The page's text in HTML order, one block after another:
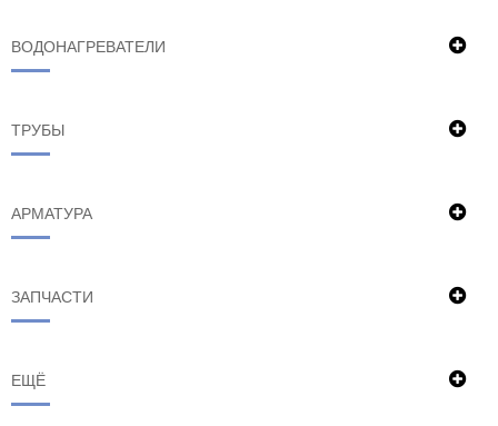
ВОДОНАГРЕВАТЕЛИ
ТРУБЫ
АРМАТУРА
ЗАПЧАСТИ
ЕЩЁ